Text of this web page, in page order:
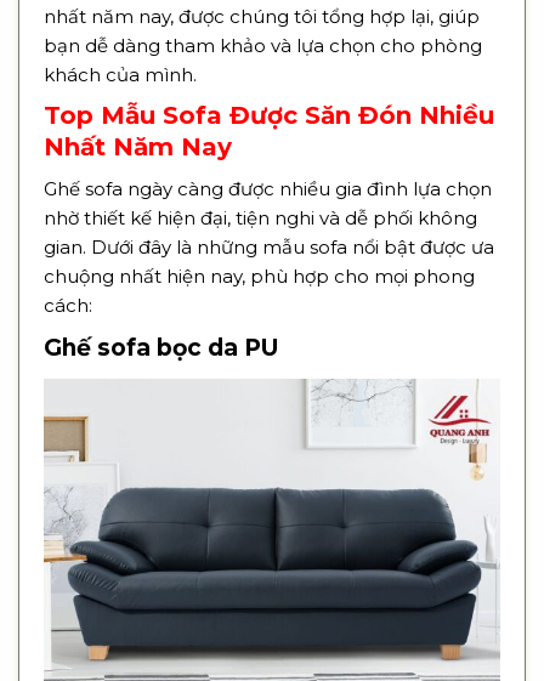
nhất năm nay, được chúng tôi tổng hợp lại, giúp
bạn dễ dàng tham khảo và lựa chọn cho phòng
khách của mình.
Top Mẫu Sofa Được Săn Đón Nhiều
Nhất Năm Nay
Ghế sofa ngày càng được nhiều gia đình lựa chọn
nhờ thiết kế hiện đại, tiện nghi và dễ phối không
gian. Dưới đây là những mẫu sofa nổi bật được ưa
chuộng nhất hiện nay, phù hợp cho mọi phong
cách:
Ghế sofa bọc da PU